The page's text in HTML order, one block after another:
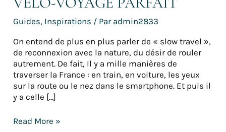
Guides, Inspirations / Par admin2833
On entend de plus en plus parler de « slow travel »,
de reconnexion avec la nature, du désir de rouler
autrement. De fait, Il y a mille manières de
traverser la France : en train, en voiture, les yeux
sur la route ou le nez dans le smartphone. Et puis il
y a celle […]
vélo-
voyage
parfait
Read More »